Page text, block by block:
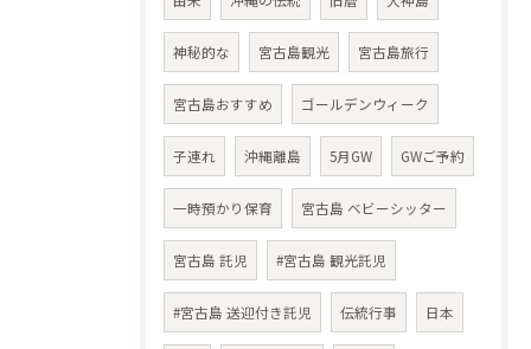
神秘的な 宮古島観光 宮古島旅行
宮古島おすすめ ゴールデンウィーク
子連れ 沖縄離島 5月GW GWご予約
一時預かり保育 宮古島 ベビーシッター
宮古島 託児 #宮古島 観光託児
#宮古島 送迎付き託児 伝統行事 日本